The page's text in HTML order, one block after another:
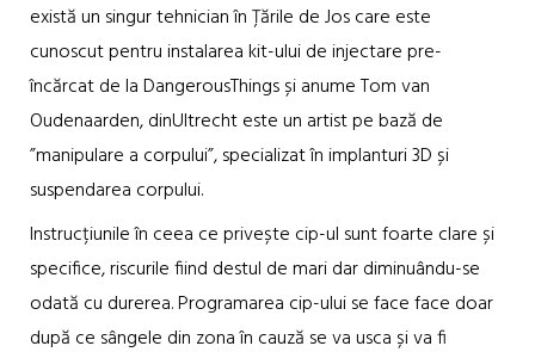
există un singur tehnician în Țările de Jos care este
cunoscut pentru instalarea kit-ului de injectare pre-
încărcat de la DangerousThings și anume Tom van
Oudenaarden, dinUltrecht este un artist pe bază de
”manipulare a corpului”, specializat în implanturi 3D și
suspendarea corpului.
Instrucțiunile în ceea ce privește cip-ul sunt foarte clare și
specifice, riscurile fiind destul de mari dar diminuându-se
odată cu durerea. Programarea cip-ului se face face doar
după ce sângele din zona în cauză se va usca și va fi